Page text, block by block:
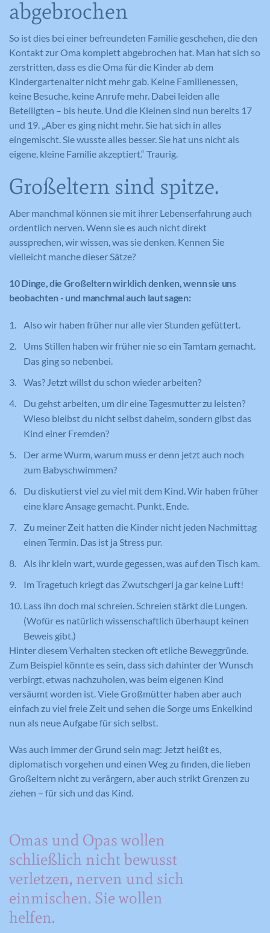
abgebrochen
So ist dies bei einer befreundeten Familie geschehen, die den
Kontakt zur Oma komplett abgebrochen hat. Man hat sich so
zerstritten, dass es die Oma für die Kinder ab dem
Kindergartenalter nicht mehr gab. Keine Familienessen,
keine Besuche, keine Anrufe mehr. Dabei leiden alle
Beteiligten – bis heute. Und die Kleinen sind nun bereits 17
und 19. „Aber es ging nicht mehr. Sie hat sich in alles
eingemischt. Sie wusste alles besser. Sie hat uns nicht als
eigene, kleine Familie akzeptiert.“ Traurig.
Großeltern sind spitze.
Aber manchmal können sie mit ihrer Lebenserfahrung auch
ordentlich nerven. Wenn sie es auch nicht direkt
aussprechen, wir wissen, was sie denken. Kennen Sie
vielleicht manche dieser Sätze?
10 Dinge, die Großeltern wirklich denken, wenn sie uns
beobachten - und manchmal auch laut sagen:
Also wir haben früher nur alle vier Stunden gefüttert.
Ums Stillen haben wir früher nie so ein Tamtam gemacht.
Das ging so nebenbei.
Was? Jetzt willst du schon wieder arbeiten?
Du gehst arbeiten, um dir eine Tagesmutter zu leisten?
Wieso bleibst du nicht selbst daheim, sondern gibst das
Kind einer Fremden?
Der arme Wurm, warum muss er denn jetzt auch noch
zum Babyschwimmen?
Du diskutierst viel zu viel mit dem Kind. Wir haben früher
eine klare Ansage gemacht. Punkt, Ende.
Zu meiner Zeit hatten die Kinder nicht jeden Nachmittag
einen Termin. Das ist ja Stress pur.
Als ihr klein wart, wurde gegessen, was auf den Tisch kam.
Im Tragetuch kriegt das Zwutschgerl ja gar keine Luft!
Lass ihn doch mal schreien. Schreien stärkt die Lungen.
(Wofür es natürlich wissenschaftlich überhaupt keinen
Beweis gibt.)
Hinter diesem Verhalten stecken oft etliche Beweggründe.
Zum Beispiel könnte es sein, dass sich dahinter der Wunsch
verbirgt, etwas nachzuholen, was beim eigenen Kind
versäumt worden ist. Viele Großmütter haben aber auch
einfach zu viel freie Zeit und sehen die Sorge ums Enkelkind
nun als neue Aufgabe für sich selbst.
Was auch immer der Grund sein mag: Jetzt heißt es,
diplomatisch vorgehen und einen Weg zu finden, die lieben
Großeltern nicht zu verärgern, aber auch strikt Grenzen zu
ziehen – für sich und das Kind.
Omas und Opas wollen
schließlich nicht bewusst
verletzen, nerven und sich
einmischen. Sie wollen
helfen.